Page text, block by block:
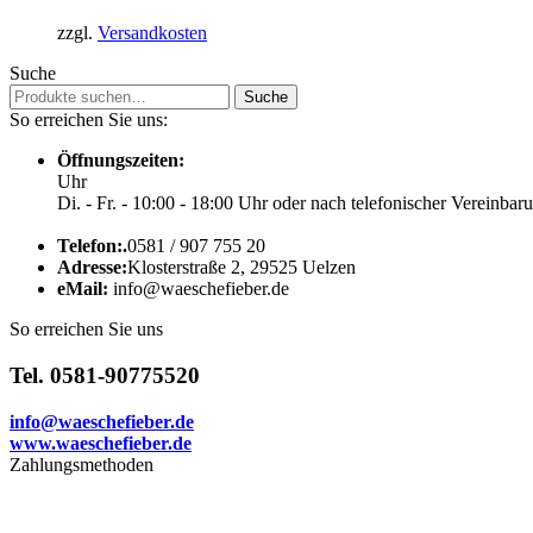
zzgl. Versandkosten
Suche
Suche
nach:
Suche
So erreichen Sie uns:
Öffnungszeiten:
Uhr
Di. - Fr. - 10:00 - 18:00 Uhr oder nach telefonischer
Telefon:.0581 / 907 755 20
Adresse:Klosterstraße 2, 29525 Uelzen
eMail: info@waeschefieber.de
So erreichen Sie uns
Tel. 0581-90775520
info@waeschefieber.de
www.waeschefieber.de
Zahlungsmethoden